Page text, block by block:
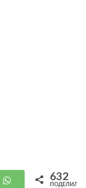
WhatsApp
632